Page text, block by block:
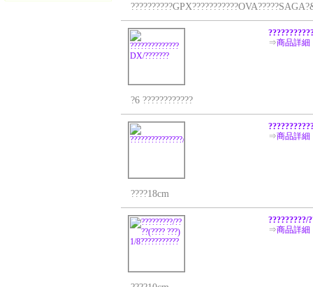
⇒商品詳細
?6 ????????????
⇒商品詳細
????18cm
?????????/
⇒商品詳細